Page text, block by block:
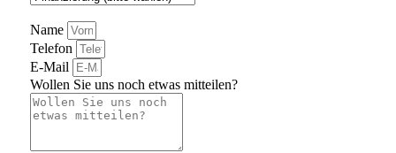
Name
Telefon
E-Mail
Wollen Sie uns noch etwas mitteilen?